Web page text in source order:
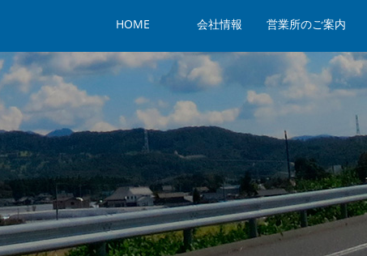
HOME 会社情報 営業所のご案内